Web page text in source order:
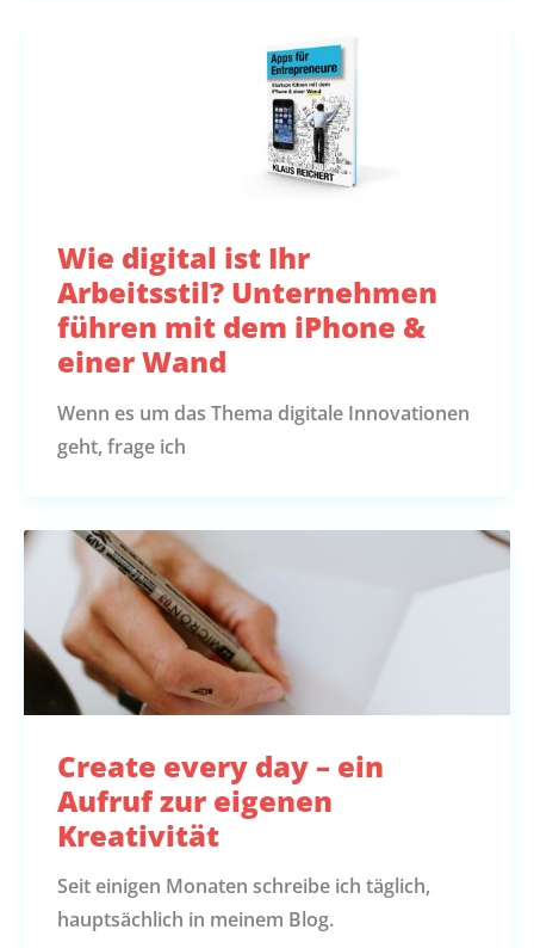
Wie digital ist Ihr
Arbeitsstil? Unternehmen
führen mit dem iPhone &
einer Wand
Wenn es um das Thema digitale Innovationen
geht, frage ich
Create every day – ein
Aufruf zur eigenen
Kreativität
Seit einigen Monaten schreibe ich täglich,
hauptsächlich in meinem Blog.